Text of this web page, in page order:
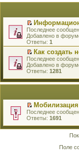
П
е
р
е
й
т
и
к
е
о
м
у
н
е
Последнее
Добавлено в
Ответы: 1
П
е
р
й
к
п
е
р
в
о
Как создать
Последнее
Добавлено в
Ответы: 1281
П
е
е
Мобилизация
Последнее
Ответы: 1691
Поле